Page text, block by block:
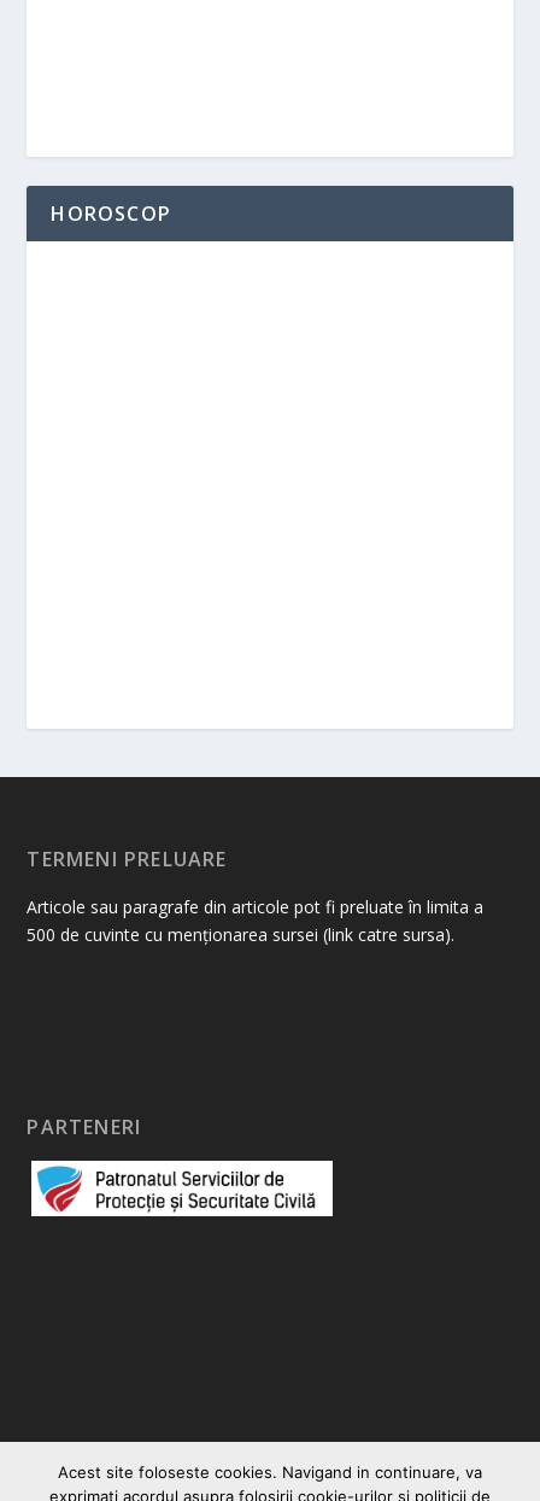
HOROSCOP
TERMENI PRELUARE
Articole sau paragrafe din articole pot fi preluate în limita a
500 de cuvinte cu menționarea sursei (link catre sursa).
PARTENERI
Acest site foloseste cookies. Navigand in continuare, va
exprimati acordul asupra folosirii cookie-urilor si politicii de